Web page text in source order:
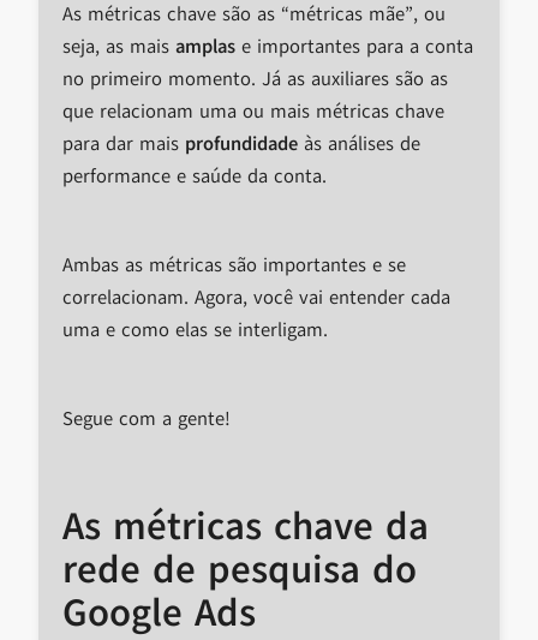
As métricas chave são as “métricas mãe”, ou
seja, as mais amplas e importantes para a conta
no primeiro momento. Já as auxiliares são as
que relacionam uma ou mais métricas chave
para dar mais profundidade às análises de
performance e saúde da conta.
Ambas as métricas são importantes e se
correlacionam. Agora, você vai entender cada
uma e como elas se interligam.
Segue com a gente!
As métricas chave da
rede de pesquisa do
Google Ads